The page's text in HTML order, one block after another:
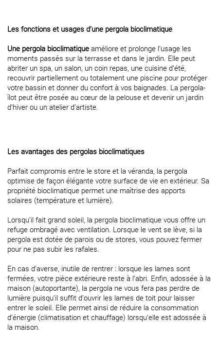
Les fonctions et usages d’une pergola bioclimatique
Une pergola bioclimatique améliore et prolonge l’usage les
moments passés sur la terrasse et dans le jardin. Elle peut
abriter un spa, un salon, un coin repas, une cuisine d’été,
recouvrir partiellement ou totalement une piscine pour protéger
votre bassin et donner du confort à vos baignades. La pergola-
îlot peut être posée au cœur de la pelouse et devenir un jardin
d’hiver ou un atelier d’artiste.
Les avantages des pergolas bioclimatiques
Parfait compromis entre le store et la véranda, la pergola
optimise de façon élégante votre surface de vie en extérieur. Sa
propriété bioclimatique permet une maîtrise des apports
solaires (température et lumière).
Lorsqu’il fait grand soleil, la pergola bioclimatique vous offre un
refuge ombragé avec ventilation. Lorsque le vent se lève, si la
pergola est dotée de parois ou de stores, vous pouvez fermer
pour ne pas subir les rafales.
En cas d’averse, inutile de rentrer : lorsque les lames sont
fermées, votre pièce extérieure reste à l’abri. Enfin, adossée à la
maison (autoportante), la pergola ne vous fera pas perdre de
lumière puisqu’il suffit d’ouvrir les lames de toit pour laisser
entrer le soleil. Elle permet ainsi de réduire la consommation
d’énergie (climatisation et chauffage) lorsqu’elle est adossée à
la maison.